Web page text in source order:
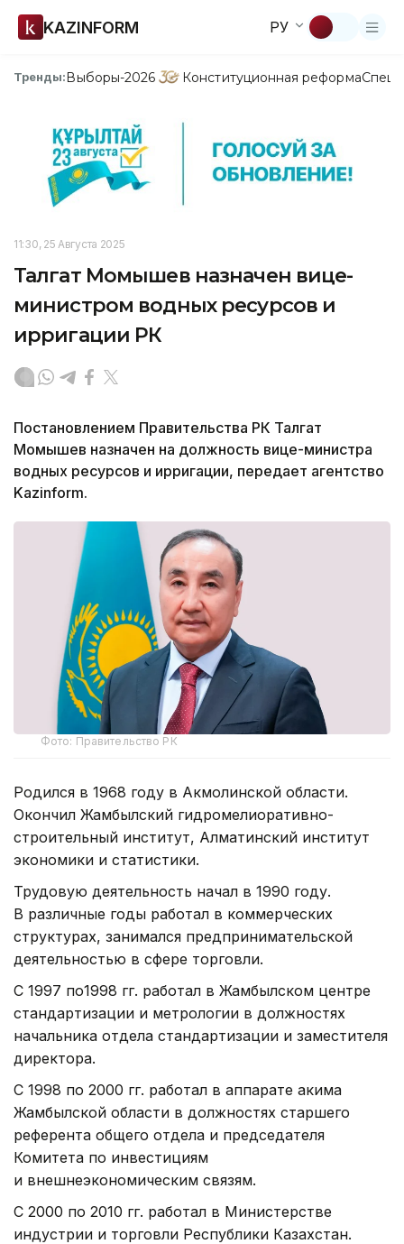
KAZINFORM РУ
Тренды:Выборы-2026 Конституционная реформа
11:30, 25 Августа 2025
Талгат Момышев назначен вице-
министром водных ресурсов и
ирригации РК
Постановлением Правительства РК Талгат
Момышев назначен на должность вице-министра
водных ресурсов и ирригации, передает агентство
Kazinform.
Фото: Правительство РК
Родился в 1968 году в Акмолинской области.
Окончил Жамбылский гидромелиоративно-
строительный институт, Алматинский институт
экономики и статистики.
Трудовую деятельность начал в 1990 году.
В различные годы работал в коммерческих
структурах, занимался предпринимательской
деятельностью в сфере торговли.
С 1997 по1998 гг. работал в Жамбылском центре
стандартизации и метрологии в должностях
начальника отдела стандартизации и заместителя
директора.
С 1998 по 2000 гг. работал в аппарате акима
Жамбылской области в должностях старшего
референта общего отдела и председателя
Комитета по инвестициям
и внешнеэкономическим связям.
С 2000 по 2010 гг. работал в Министерстве
индустрии и торговли Республики Казахстан.